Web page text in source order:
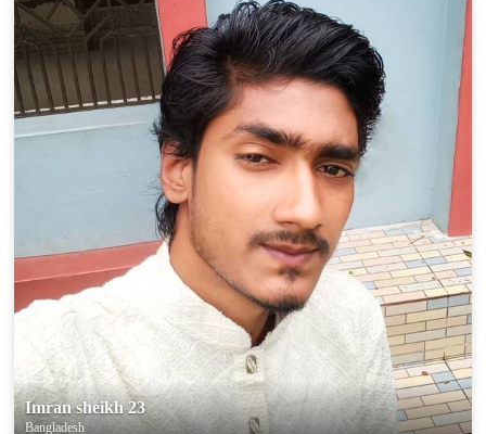
Imran sheikh 23
Bangladesh
upload your own photo
100% FREE